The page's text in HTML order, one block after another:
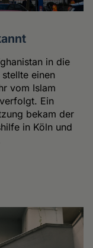
in die
einen
vom Islam
Ein
bekam der
in Köln und